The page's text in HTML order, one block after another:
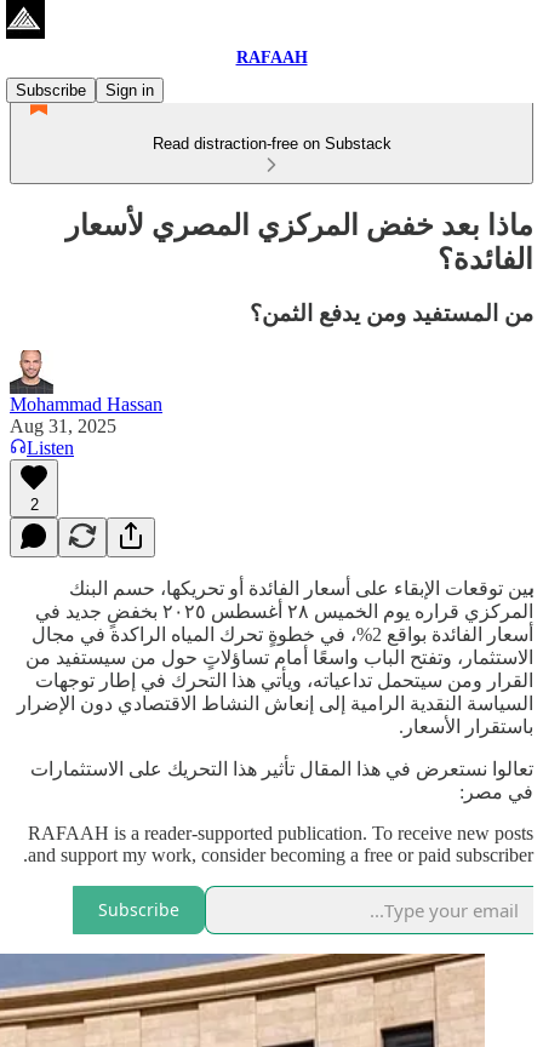
RAFAAH
Subscribe
Sign in
Read distraction-free on Substack
ماذا بعد خفض المركزي المصري لأسعار
الفائدة؟
من المستفيد ومن يدفع الثمن؟
Mohammad Hassan
Aug 31, 2025
Listen
2
بين توقعات الإبقاء على أسعار الفائدة أو تحريكها، حسم البنك
المركزي قراره يوم الخميس ٢٨ أغسطس ٢٠٢٥ بخفضٍ جديد في
أسعار الفائدة بواقع 2%، في خطوةٍ تحرك المياه الراكدة في مجال
الاستثمار، وتفتح الباب واسعًا أمام تساؤلاتٍ حول من سيستفيد من
القرار ومن سيتحمل تداعياته، ويأتي هذا التحرك في إطار توجهات
السياسة النقدية الرامية إلى إنعاش النشاط الاقتصادي دون الإضرار
باستقرار الأسعار.
تعالوا نستعرض في هذا المقال تأثير هذا التحريك على الاستثمارات
في مصر:
RAFAAH is a reader-supported publication. To receive new posts
and support my work, consider becoming a free or paid subscriber.
Subscribe